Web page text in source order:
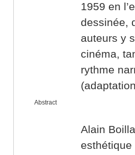
Abstract
1959 en
dessinée,
auteurs y
cinéma,
rythme
Alain
esthétique